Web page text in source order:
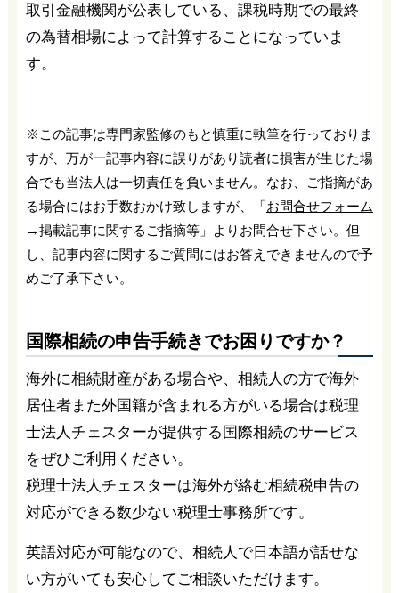
取引金融機関が公表している、課税時期での最終
の為替相場によって計算することになっていま
す。
※この記事は専門家監修のもと慎重に執筆を行っておりま
すが、万が一記事内容に誤りがあり読者に損害が生じた場
合でも当法人は一切責任を負いません。なお、ご指摘があ
る場合にはお手数おかけ致しますが、「お問合せフォーム
→掲載記事に関するご指摘等」よりお問合せ下さい。但
し、記事内容に関するご質問にはお答えできませんので予
めご了承下さい。
国際相続の申告手続きでお困りですか？
海外に相続財産がある場合や、相続人の方で海外
居住者また外国籍が含まれる方がいる場合は税理
士法人チェスターが提供する国際相続のサービス
をぜひご利用ください。
税理士法人チェスターは海外が絡む相続税申告の
対応ができる数少ない税理士事務所です。
英語対応が可能なので、相続人で日本語が話せな
い方がいても安心してご相談いただけます。